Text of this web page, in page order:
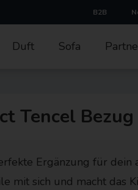
B2B
Duft Sofa
Tencel Bezug
Ergänzung für dein
mit sich und macht das